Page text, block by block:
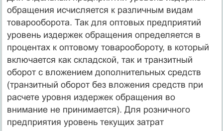
обращения исчисляется к различным видам
товарооборота. Так для оптовых предприятий
уровень издержек обращения определяется в
процентах к оптовому товарообороту, в который
включается как складской, так и транзитный
оборот с вложением дополнительных средств
(транзитный оборот без вложения средств при
расчете уровня издержек обращения во
внимание не принимается). Для розничного
предприятия уровень текущих затрат